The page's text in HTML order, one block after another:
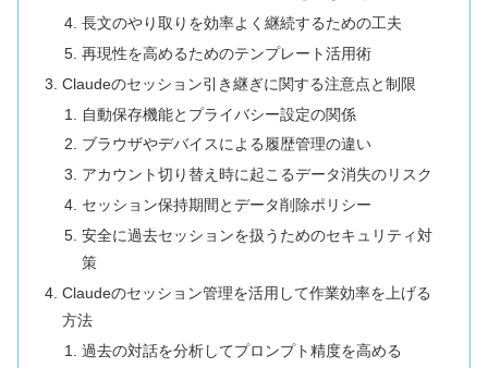
長文のやり取りを効率よく継続するための工夫
再現性を高めるためのテンプレート活用術
Claudeのセッション引き継ぎに関する注意点と制限
自動保存機能とプライバシー設定の関係
ブラウザやデバイスによる履歴管理の違い
アカウント切り替え時に起こるデータ消失のリスク
セッション保持期間とデータ削除ポリシー
安全に過去セッションを扱うためのセキュリティ対
策
Claudeのセッション管理を活用して作業効率を上げる
方法
過去の対話を分析してプロンプト精度を高める